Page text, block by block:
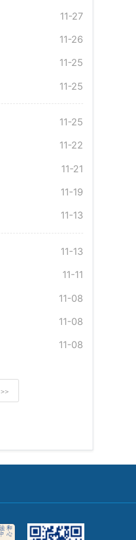
11-27
11-26
11-25
11-25
11-25
11-22
11-21
11-19
11-13
11-13
11-11
11-08
11-08
11-08
>>